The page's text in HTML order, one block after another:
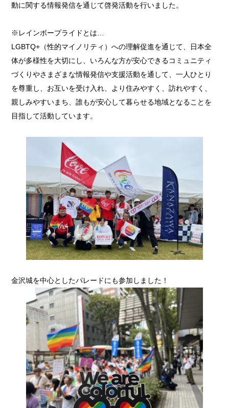
動に関する情報発信を通じて啓発活動を行いました。
※レインボープライドとは…
LGBTQ+（性的マイノリティ）への理解促進を通じて、日本全
体が多様性を大切にし、いろんな方が安心できるコミュニティ
づくりやさまざまな情報発信や支援活動を通して、一人ひとり
を尊重し、お互いを受け入れ、より住みやすく、訪れやすく、
親しみやすいまち、誰もが安心して暮らせる地域となることを
目指して活動しています。
金沢城を中心としたパレードにも参加しました！